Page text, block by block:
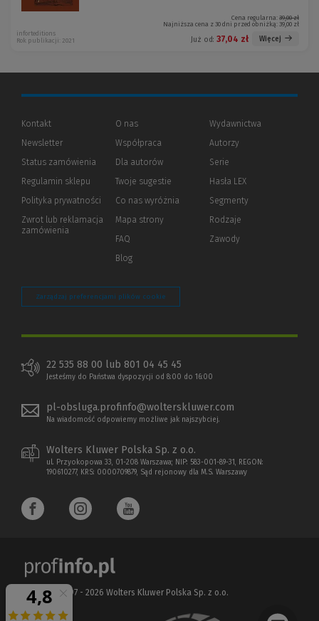
Cena regularna: 39,00 zł
Najniższa cena z 30 dni przed obniżką: 39,00 zł
Już od: 37,04 zł Więcej
inforteditions
Rok publikacji: 2021
Kontakt
Newsletter
Status zamówienia
Regulamin sklepu
Polityka prywatności (Nowe
(Link
innej
Zwrot lub reklamacja
zamówienia
O nas
Współpraca
Dla autorów(Nowe
(Link
innej
strony)
Twoje sugestie
Co nas wyróżnia
Mapa strony
FAQ
Blog
Wydawnictwa
Autorzy
Serie
Hasła LEX
Segmenty
Rodzaje
Zawody
Zarządzaj preferencjami plików cookie
22 535 88 00 lub 801 04 45 45
Jesteśmy do Państwa dyspozycji od 8:00 do 16:00
pl-obsluga.profinfo@wolterskluwer.com
Na wiadomość odpowiemy możliwe jak najszybciej.
Wolters Kluwer Polska Sp. z o.o.
ul. Przyokopowa 33, 01-208 Warszawa; NIP: 583-001-89-31, REGON:
190610277, KRS: 0000709879, Sąd rejonowy dla M.S. Warszawy
Copyright 1997 - 2026 Wolters Kluwer Polska Sp. z o.o.